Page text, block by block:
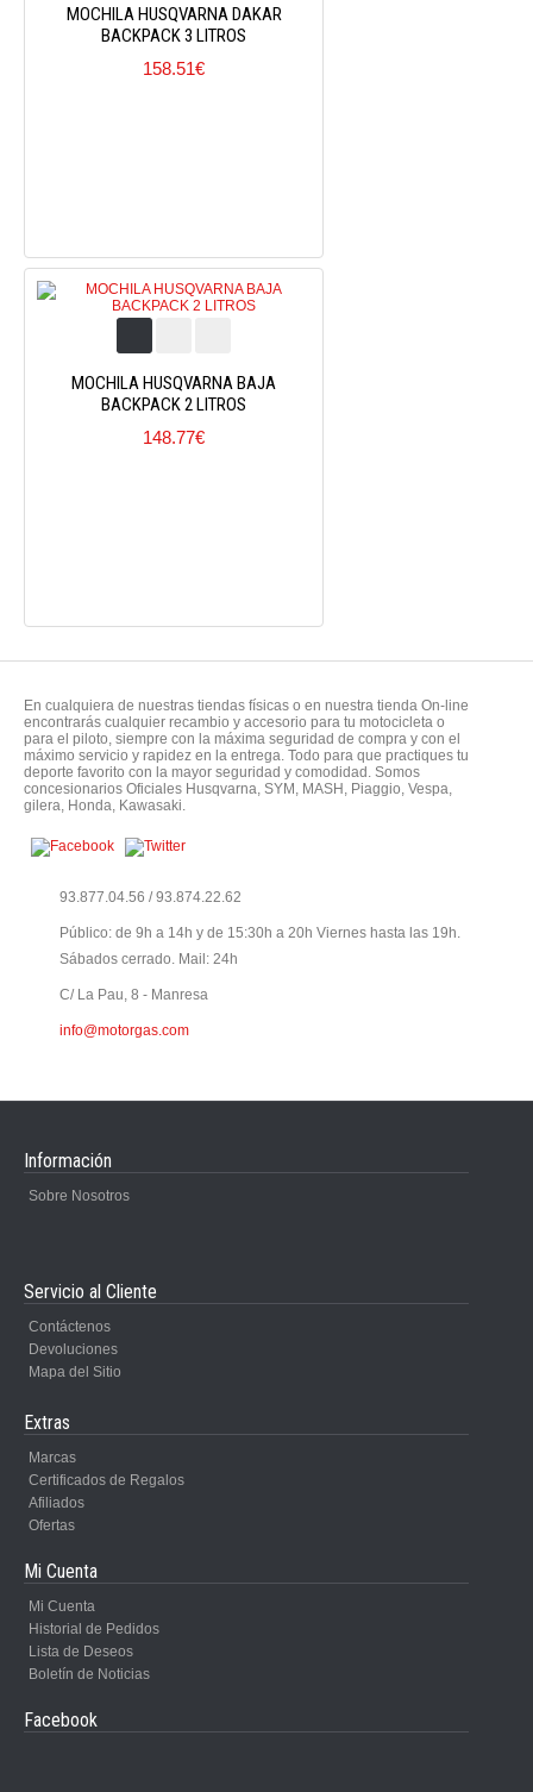
MOCHILA HUSQVARNA DAKAR
BACKPACK 3 LITROS
158.51€
MOCHILA HUSQVARNA BAJA
BACKPACK 2 LITROS
148.77€
En cualquiera de nuestras tiendas físicas o en nuestra tienda On-line
encontrarás cualquier recambio y accesorio para tu motocicleta o
para el piloto, siempre con la máxima seguridad de compra y con el
máximo servicio y rapidez en la entrega. Todo para que practiques tu
deporte favorito con la mayor seguridad y comodidad. Somos
concesionarios Oficiales Husqvarna, SYM, MASH, Piaggio, Vespa,
gilera, Honda, Kawasaki.
93.877.04.56 / 93.874.22.62
Público: de 9h a 14h y de 15:30h a 20h Viernes hasta las 19h.
Sábados cerrado. Mail: 24h
C/ La Pau, 8 - Manresa
info@motorgas.com
Información
Sobre Nosotros
Servicio al Cliente
Contáctenos
Devoluciones
Mapa del Sitio
Extras
Marcas
Certificados de Regalos
Afiliados
Ofertas
Mi Cuenta
Mi Cuenta
Historial de Pedidos
Lista de Deseos
Boletín de Noticias
Facebook